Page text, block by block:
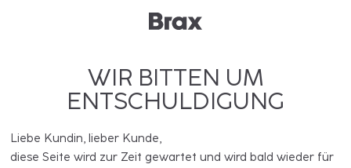
WIR BITTEN UM
ENTSCHULDIGUNG
Liebe Kundin, lieber Kunde,
diese Seite wird zur Zeit gewartet und wird bald wieder für